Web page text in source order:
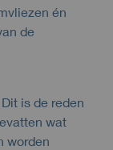
én
de
is de reden
wat
worden